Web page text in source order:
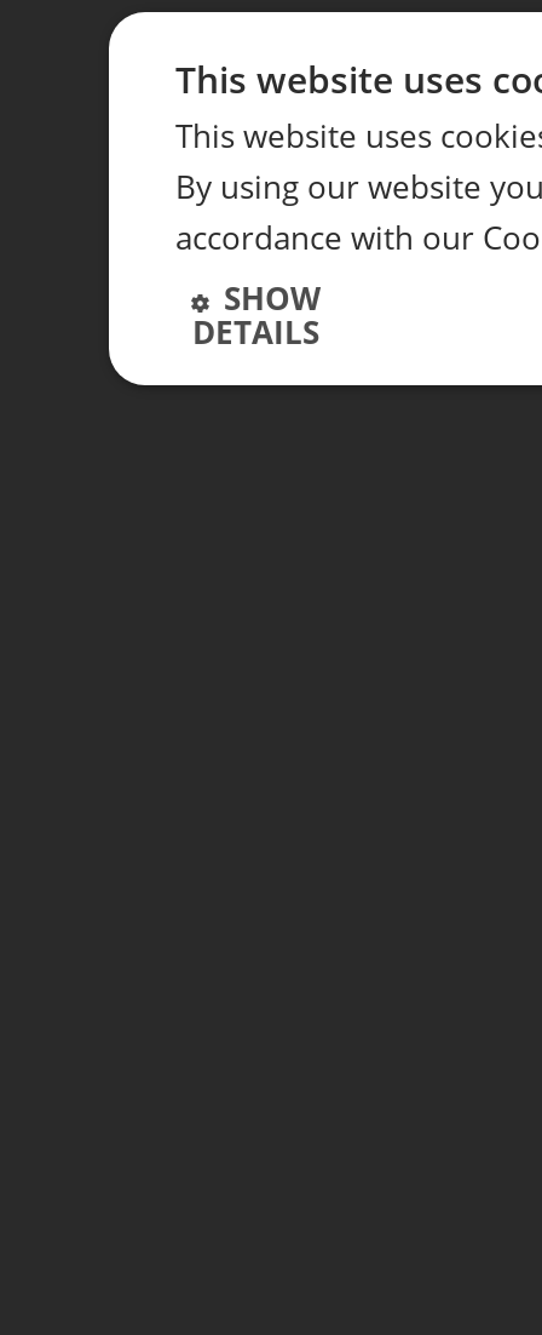
This website uses
This website uses
By using our website
accordance with our
SHOW
DETAILS